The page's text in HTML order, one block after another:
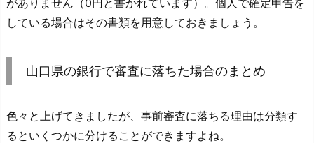
している場合はその書類を用意しておきましょう。
山口県の銀行で審査に落ちた場合のまとめ
色々と上げてきましたが、事前審査に落ちる理由は分類す
るといくつかに分けることができますよね。